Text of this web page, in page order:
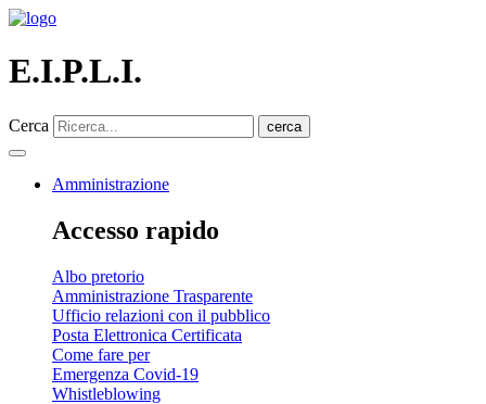
E.I.P.L.I.
Cerca cerca
Amministrazione
Accesso rapido
Albo pretorio
Amministrazione Trasparente
Ufficio relazioni con il pubblico
Posta Elettronica Certificata
Come fare per
Emergenza Covid-19
Whistleblowing